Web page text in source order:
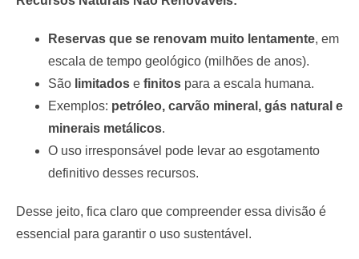
Reservas que se renovam muito lentamente, em
escala de tempo geológico (milhões de anos).
São limitados e finitos para a escala humana.
Exemplos: petróleo, carvão mineral, gás natural e
minerais metálicos.
O uso irresponsável pode levar ao esgotamento
definitivo desses recursos.
Desse jeito, fica claro que compreender essa divisão é
essencial para garantir o uso sustentável.